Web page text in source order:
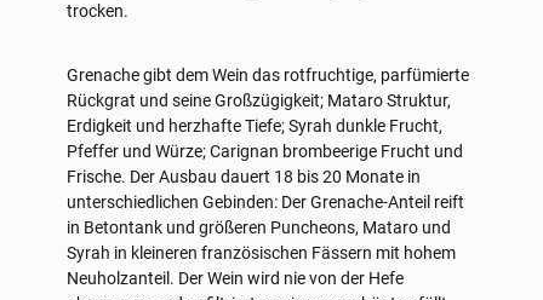
trocken.
Grenache gibt dem Wein das rotfruchtige, parfümierte
Rückgrat und seine Großzügigkeit; Mataro Struktur,
Erdigkeit und herzhafte Tiefe; Syrah dunkle Frucht,
Pfeffer und Würze; Carignan brombeerige Frucht und
Frische. Der Ausbau dauert 18 bis 20 Monate in
unterschiedlichen Gebinden: Der Grenache-Anteil reift
in Betontank und größeren Puncheons, Mataro und
Syrah in kleineren französischen Fässern mit hohem
Neuholzanteil. Der Wein wird nie von der Hefe